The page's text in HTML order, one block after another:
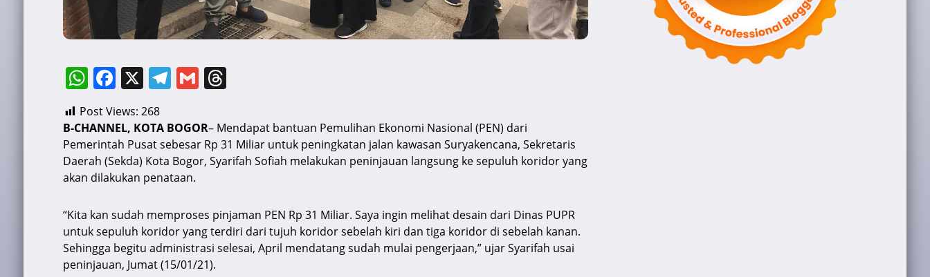
W
h
at
s
A
p
p
F
c
e
b
o
o
k
X T
e
gr
a
m
G
ai
l
T
e
a
d
Post Views: 268
B-CHANNEL, KOTA BOGOR– Mendapat bantuan Pemulihan Ekonomi Nasional (PEN) dari
Pemerintah Pusat sebesar Rp 31 Miliar untuk peningkatan jalan kawasan Suryakencana, Sekretaris
Daerah (Sekda) Kota Bogor, Syarifah Sofiah melakukan peninjauan langsung ke sepuluh koridor yang
akan dilakukan penataan.
“Kita kan sudah memproses pinjaman PEN Rp 31 Miliar. Saya ingin melihat desain dari Dinas PUPR
untuk sepuluh koridor yang terdiri dari tujuh koridor sebelah kiri dan tiga koridor di sebelah kanan.
Sehingga begitu administrasi selesai, April mendatang sudah mulai pengerjaan,” ujar Syarifah usai
peninjauan, Jumat (15/01/21).